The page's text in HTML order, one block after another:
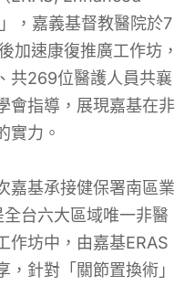
，嘉義基督教醫院於7
加速康復推廣工作坊，
共269位醫護人員共襄
會指導，展現嘉基在非
實力。
嘉基承接健保署南區業
台六大區域唯一非醫
作坊中，由嘉基ERAS
針對「關節置換術」